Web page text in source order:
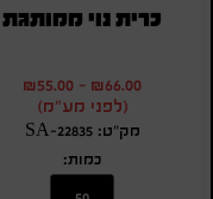
כרית נוי ממותגת
₪66.00
-
₪55.00
(לפני מע"מ)
מק"ט: SA-22835
כמות: